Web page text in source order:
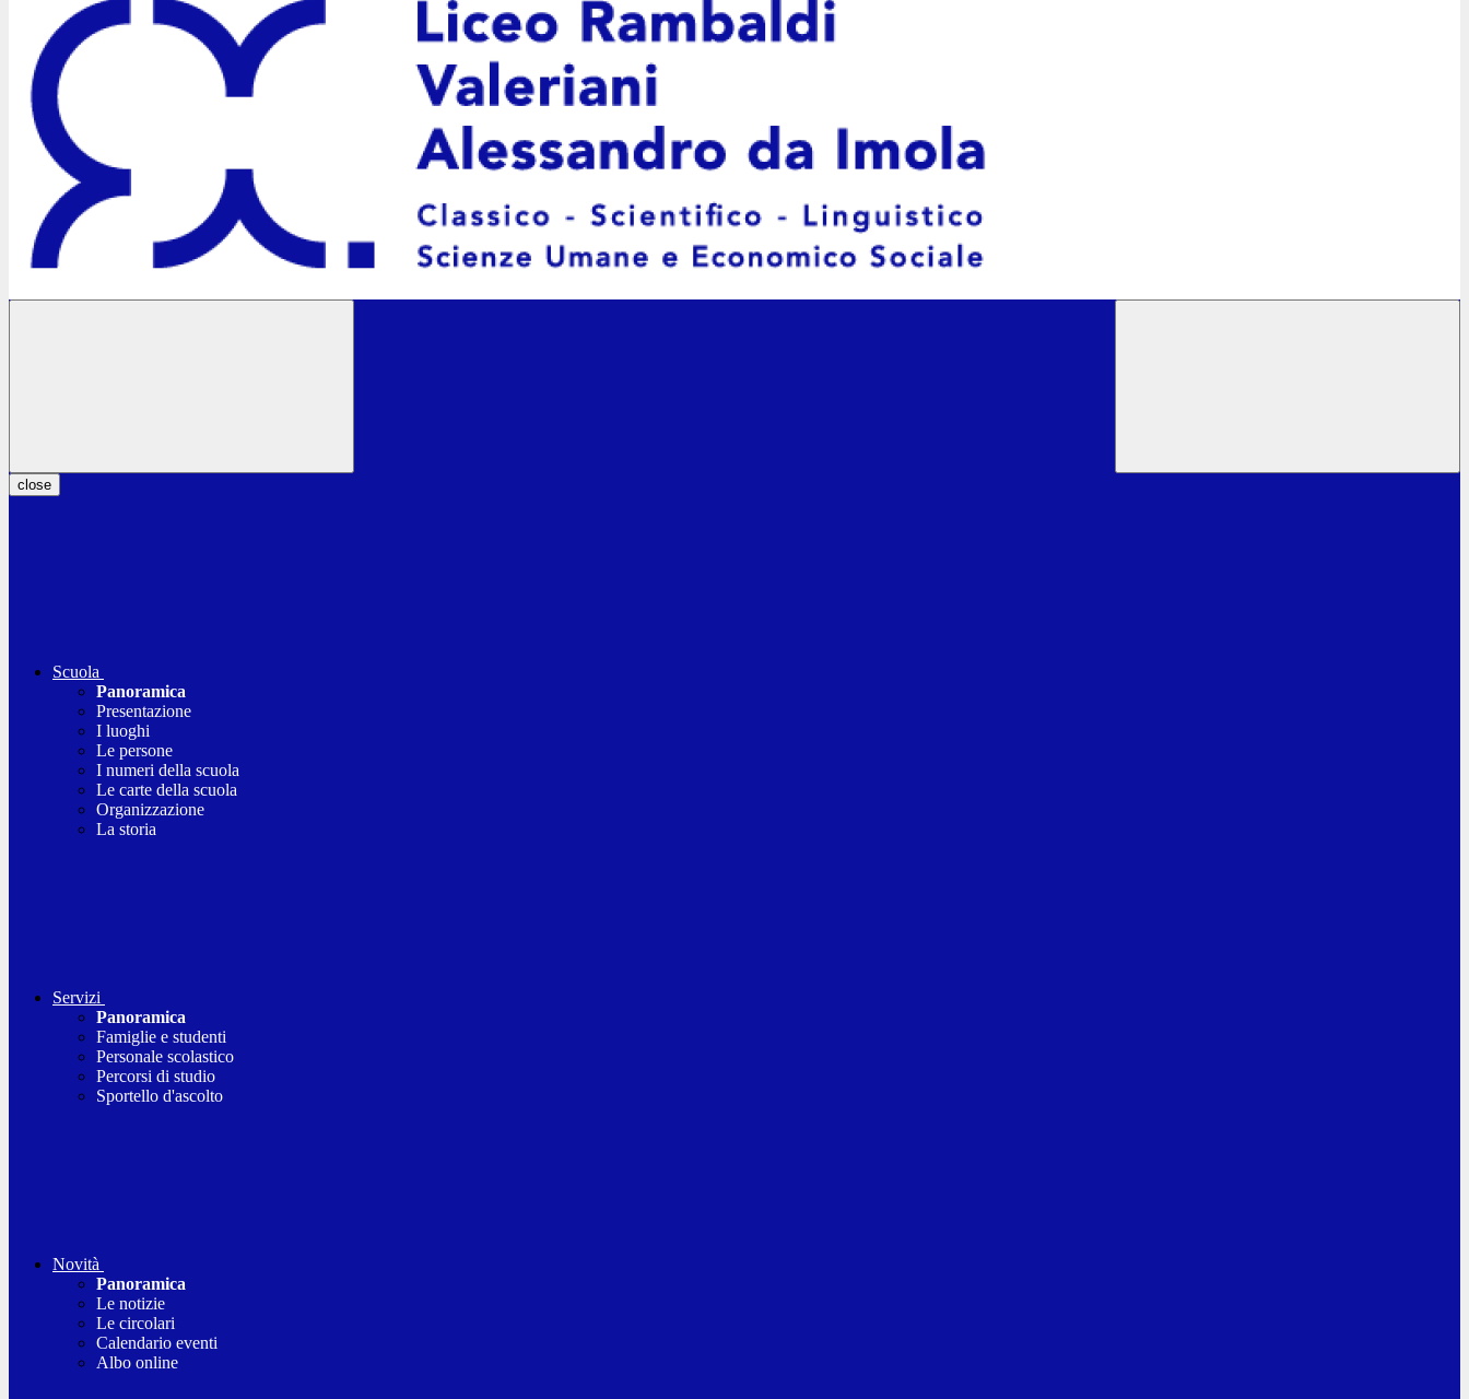
close
Scuola
Panoramica
Presentazione
I luoghi
Le persone
I numeri della scuola
Le carte della scuola
Organizzazione
La storia
Servizi
Panoramica
Famiglie e studenti
Personale scolastico
Percorsi di studio
Sportello d'ascolto
Novità
Panoramica
Le notizie
Le circolari
Calendario eventi
Albo online